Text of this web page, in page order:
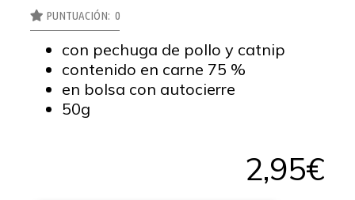
PUNTUACIÓN: 0
con pechuga de pollo y catnip
contenido en carne 75 %
en bolsa con autocierre
50g
2,95€